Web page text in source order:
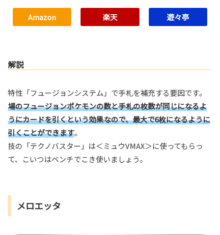
Amazon 楽天 遊々亭
解説
特性「フュージョンシステム」で手札を補充する要因です。
場のフュージョンポケモンの数と手札の枚数が同じになるよ
うにカードを引くという効果なので、最大で6枚になるように
引くことができます。
技の「テクノバスター」は＜ミュウVMAX＞に使ってもらっ
て、こいつはベンチでこき使いましょう。
メロエッタ